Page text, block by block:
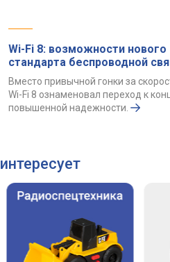
Wi-Fi 8: возможности нового
стандарта беспроводной
Вместо привычной гонки за
Wi-Fi 8 ознаменовал переход к
повышенной надежности.